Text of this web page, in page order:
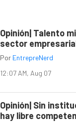
Opinión| Talento
sector
Por EntrepreNerd
12:07 AM, Aug 07
Opinión| Sin
hay libre